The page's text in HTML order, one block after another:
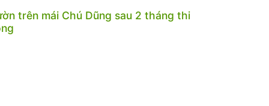
trên mái Chú Dũng sau 2 tháng thi